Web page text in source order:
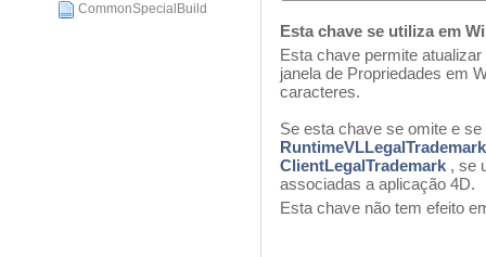
CommonSpecialBuild
Esta chave se utiliza em
Esta chave permite
janela de Propriedades em
caracteres.
Se esta chave se omite e
RuntimeVLLegalTrademark
ClientLegalTrademark , se
associadas a aplicação 4D.
Esta chave não tem efeito